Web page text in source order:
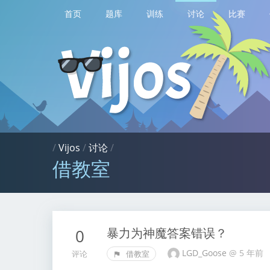
首页 题库 训练 讨论 比赛
/Vijos /讨论/
借教室
0
评论
暴力为神魔答案错误？
借教室 LGD_Goose @ 5 年前